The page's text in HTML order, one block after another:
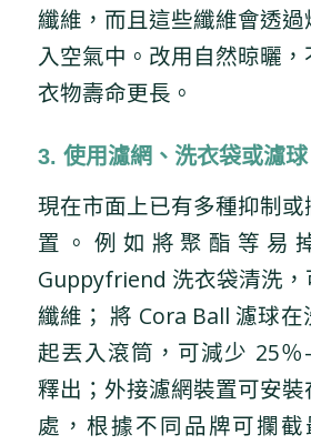
纖維，而且這些纖維會透
入空氣中。改用自然晾曬
衣物壽命更長。
3. 使用濾網、洗衣袋或濾球
現在市面上已有多種抑制
置。例如將聚酯等易
Guppyfriend 洗衣袋清洗
纖維； 將 Cora Ball 濾球
起丟入滾筒，可減少 25
釋出；外接濾網裝置可安
處，根據不同品牌可攔